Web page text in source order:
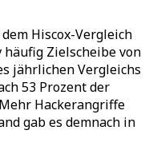
Hiscox-Vergleich
Zielscheibe von
jährlichen Vergleichs
53 Prozent der
Hackerangriffe
gab es demnach in